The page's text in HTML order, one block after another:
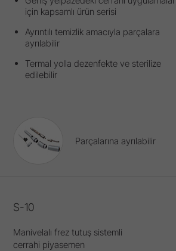
için kapsamlı ürün serisi
Ayrıntılı temizlik amacıyla parçalara
ayrılabilir
Termal yolla dezenfekte ve sterilize
edilebilir
Parçalarına ayrılabilir
S-10
Manivelalı frez tutuş sistemli
cerrahi piyasemen